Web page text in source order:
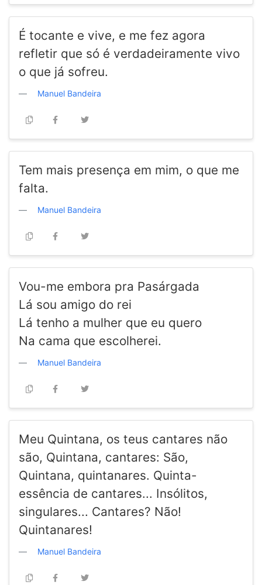
É tocante e vive, e me fez agora
refletir que só é verdadeiramente vivo
o que já sofreu.
Manuel Bandeira
Tem mais presença em mim, o que me
falta.
Manuel Bandeira
Vou-me embora pra Pasárgada
Lá sou amigo do rei
Lá tenho a mulher que eu quero
Na cama que escolherei.
Manuel Bandeira
Meu Quintana, os teus cantares não
são, Quintana, cantares: São,
Quintana, quintanares. Quinta-
essência de cantares... Insólitos,
singulares... Cantares? Não!
Quintanares!
Manuel Bandeira